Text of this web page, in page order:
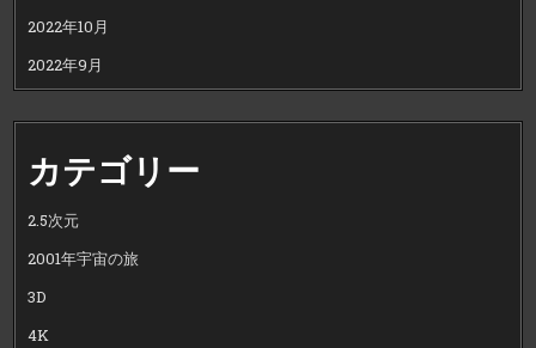
2022年10月
2022年9月
カテゴリー
2.5次元
2001年宇宙の旅
3D
4K